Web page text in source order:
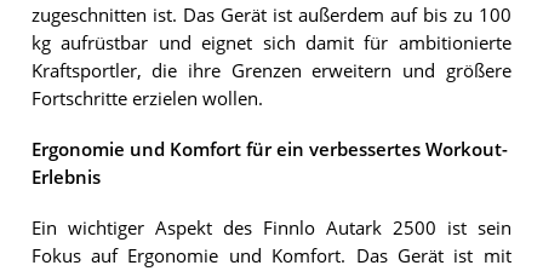
zugeschnitten ist. Das Gerät ist außerdem auf bis zu 100
kg aufrüstbar und eignet sich damit für ambitionierte
Kraftsportler, die ihre Grenzen erweitern und größere
Fortschritte erzielen wollen.
Ergonomie und Komfort für ein verbessertes Workout-
Erlebnis
Ein wichtiger Aspekt des Finnlo Autark 2500 ist sein
Fokus auf Ergonomie und Komfort. Das Gerät ist mit